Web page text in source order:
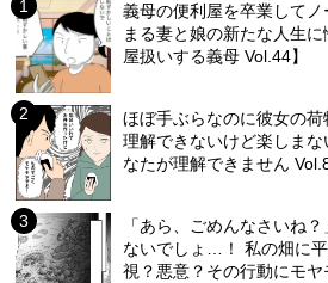
義母の便利屋を卒業して
まる妻と娘の新たな人生
屋扱いする義母 Vol.44】
ほぼ手ぶらなのに彼女の
理解できないけど楽しま
なたが理解できません Vol.8
「あら、ごめんなさいね
ないでしょ…！ 私の畑に
視？悪意？その行動にモ